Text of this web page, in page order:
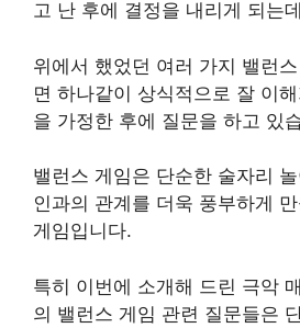
고 난 후에 결정을 내리게 되는
위에서 했었던 여러 가지 밸런
면 하나같이 상식적으로 잘 이
을 가정한 후에 질문을 하고 있
밸런스 게임은 단순한 술자리
인과의 관계를 더욱 풍부하게
게임입니다.
특히 이번에 소개해 드린 극악
의 밸런스 게임 관련 질문들은